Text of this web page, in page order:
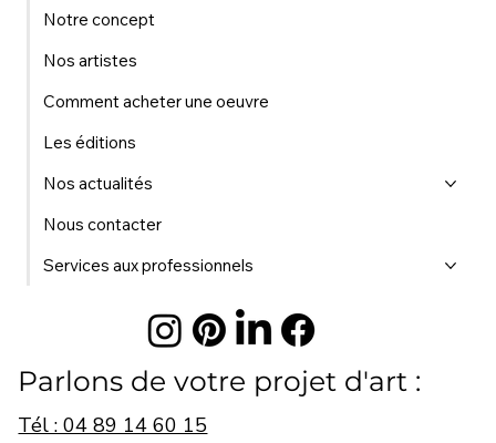
Parlons de votre projet d'art :
Tél : 04 89 14 60 15
Notre concept
Nos artistes
Comment acheter une oeuvre
Les éditions
Nos actualités
Nous contacter
Services aux professionnels